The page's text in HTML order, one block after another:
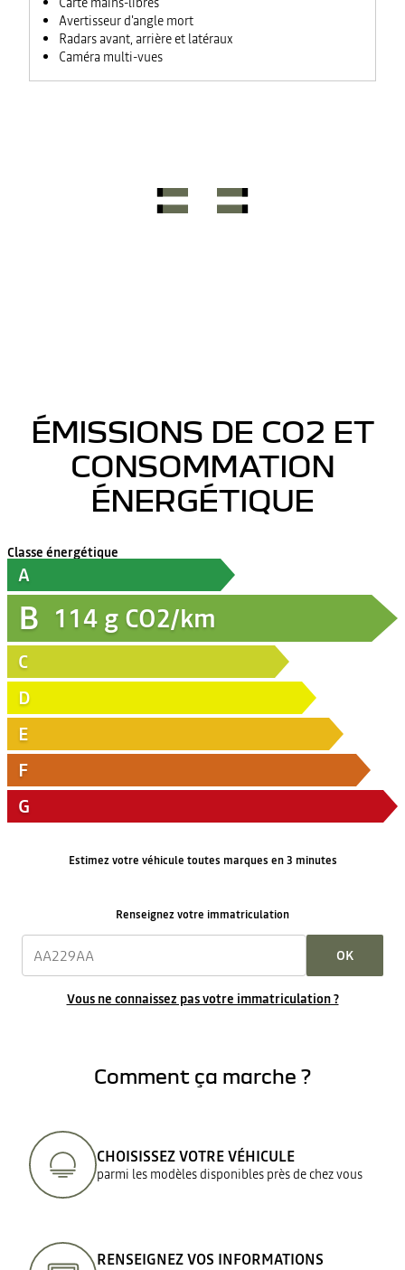
Avertisseur d'angle mort
Radars avant, arrière et latéraux
Caméra multi-vues
ÉMISSIONS DE CO2 ET
CONSOMMATION
ÉNERGÉTIQUE
Classe énergétique
A
B 114 g CO2/km
C
D
E
F
G
Estimez votre véhicule toutes marques en 3 minutes
Renseignez votre immatriculation
OK
Vous ne connaissez pas votre immatriculation ?
Comment ça marche ?
CHOISISSEZ VOTRE VÉHICULE
parmi les modèles disponibles près de chez vous
RENSEIGNEZ VOS INFORMATIONS